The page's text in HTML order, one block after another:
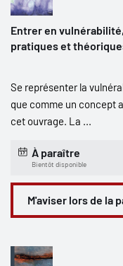
Entrer en
pratiques et
Se représenter la
que comme un concept
cet ouvrage. La ...
À paraître
Bientôt disponible
M'aviser lors de la